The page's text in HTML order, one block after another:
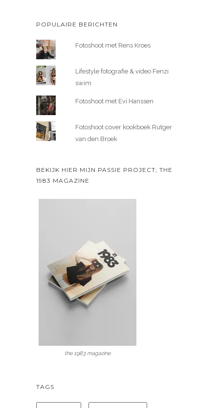
POPULAIRE BERICHTEN
Fotoshoot met Rens Kroes
Lifestyle fotografie & video Fenzi
swim
Fotoshoot met Evi Hanssen
Fotoshoot cover kookboek Rutger
van den Broek
BEKIJK HIER MIJN PASSIE PROJECT; THE
1983 MAGAZINE
the 1983 magazine
TAGS